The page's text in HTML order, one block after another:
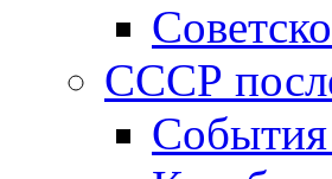
СССР
События